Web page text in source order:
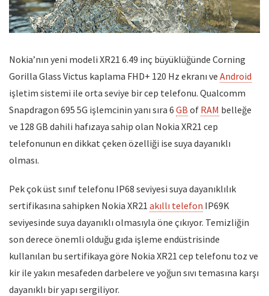
Nokia’nın yeni modeli XR21 6.49 inç büyüklüğünde Corning
Gorilla Glass Victus kaplama FHD+ 120 Hz ekranı ve Android
işletim sistemi ile orta seviye bir cep telefonu. Qualcomm
Snapdragon 695 5G işlemcinin yanı sıra 6 GB of RAM belleğe
ve 128 GB dahili hafızaya sahip olan Nokia XR21 cep
telefonunun en dikkat çeken özelliği ise suya dayanıklı
olması.
Pek çok üst sınıf telefonu IP68 seviyesi suya dayanıklılık
sertifikasına sahipken Nokia XR21 akıllı telefon IP69K
seviyesinde suya dayanıklı olmasıyla öne çıkıyor. Temizliğin
son derece önemli olduğu gıda işleme endüstrisinde
kullanılan bu sertifikaya göre Nokia XR21 cep telefonu toz ve
kir ile yakın mesafeden darbelere ve yoğun sıvı temasına karşı
dayanıklı bir yapı sergiliyor.